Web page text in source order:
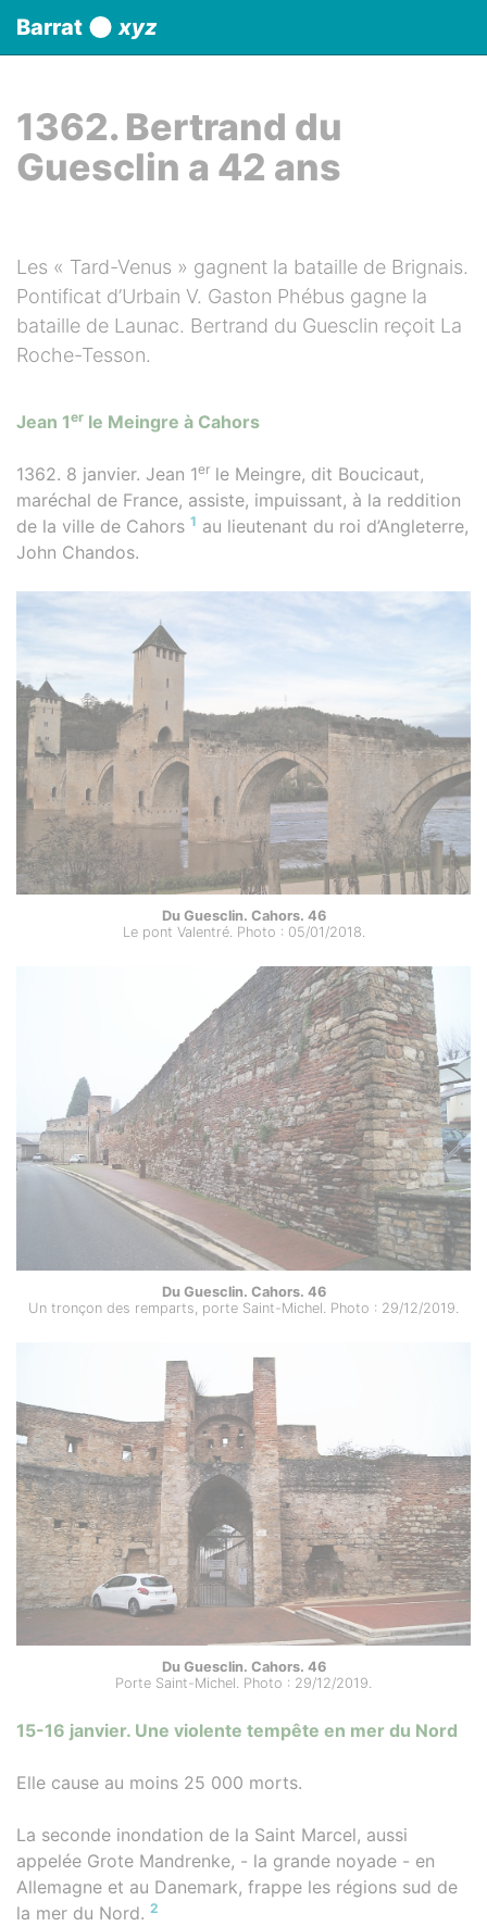
Barrat xyz
1362. Bertrand du
Guesclin a 42 ans
Les « Tard-Venus » gagnent la bataille de Brignais.
Pontificat d’Urbain V. Gaston Phébus gagne la
bataille de Launac. Bertrand du Guesclin reçoit La
Roche-Tesson.
Jean 1er le Meingre à Cahors
1362. 8 janvier. Jean 1er le Meingre, dit Boucicaut,
maréchal de France, assiste, impuissant, à la reddition
de la ville de Cahors 1 au lieutenant du roi d’Angleterre,
John Chandos.
Du Guesclin. Cahors. 46
Le pont Valentré. Photo : 05/01/2018.
Du Guesclin. Cahors. 46
Un tronçon des remparts, porte Saint-Michel. Photo : 29/12/2019.
Du Guesclin. Cahors. 46
Porte Saint-Michel. Photo : 29/12/2019.
15-16 janvier. Une violente tempête en mer du Nord
Elle cause au moins 25 000 morts.
La seconde inondation de la Saint Marcel, aussi
appelée Grote Mandrenke, - la grande noyade - en
Allemagne et au Danemark, frappe les régions sud de
la mer du Nord. 2
Panneau de gestion des cookies